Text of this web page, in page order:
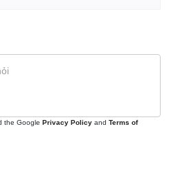
the Google Privacy Policy and Terms of